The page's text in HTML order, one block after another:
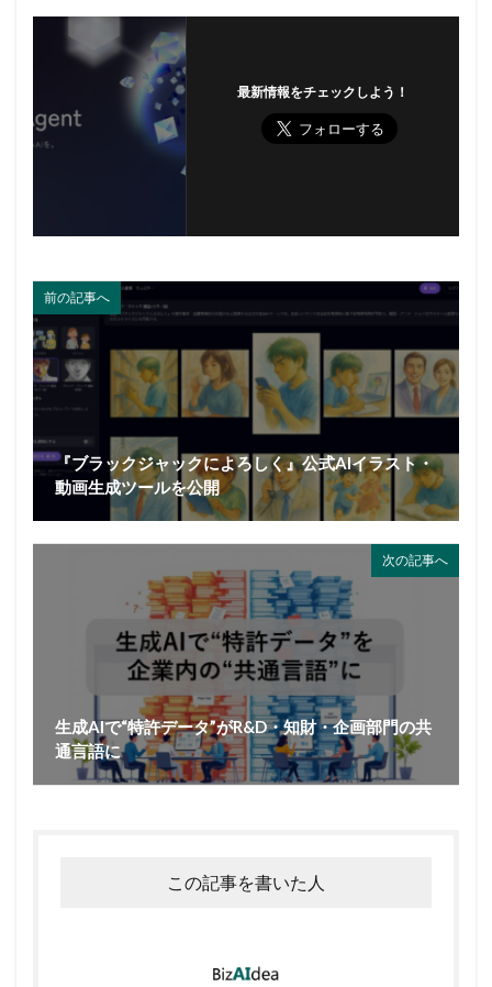
最新情報をチェックしよう！
前の記事へ
『ブラックジャックによろしく』公式AIイラスト・
動画生成ツールを公開
次の記事へ
生成AIで“特許データ”がR&D・知財・企画部門の共
通言語に
この記事を書いた人